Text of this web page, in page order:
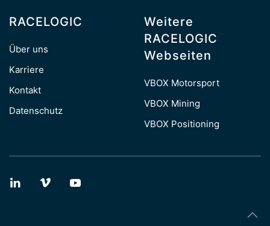
RACELOGIC
Über uns
Karriere
Kontakt
Datenschutz
Weitere
RACELOGIC
Webseiten
VBOX Motorsport
VBOX Mining
VBOX Positioning